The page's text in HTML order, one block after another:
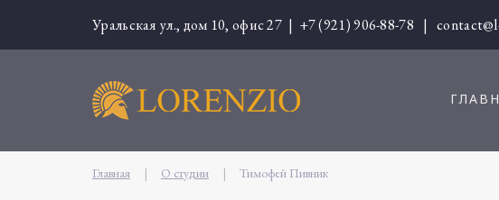
Уральская ул., дом 10, офис 27 | +7 (921) 906-88-78 |
Главная | О студии | Тимофей Пивник